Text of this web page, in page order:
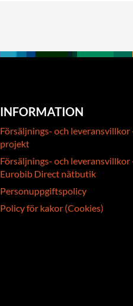
INFORMATION
Försäljnings- och leveransvillkor
projekt
Försäljnings- och leveransvillkor
Eurobib Direct nätbutik
Personuppgiftspolicy
Policy för kakor (Cookies)